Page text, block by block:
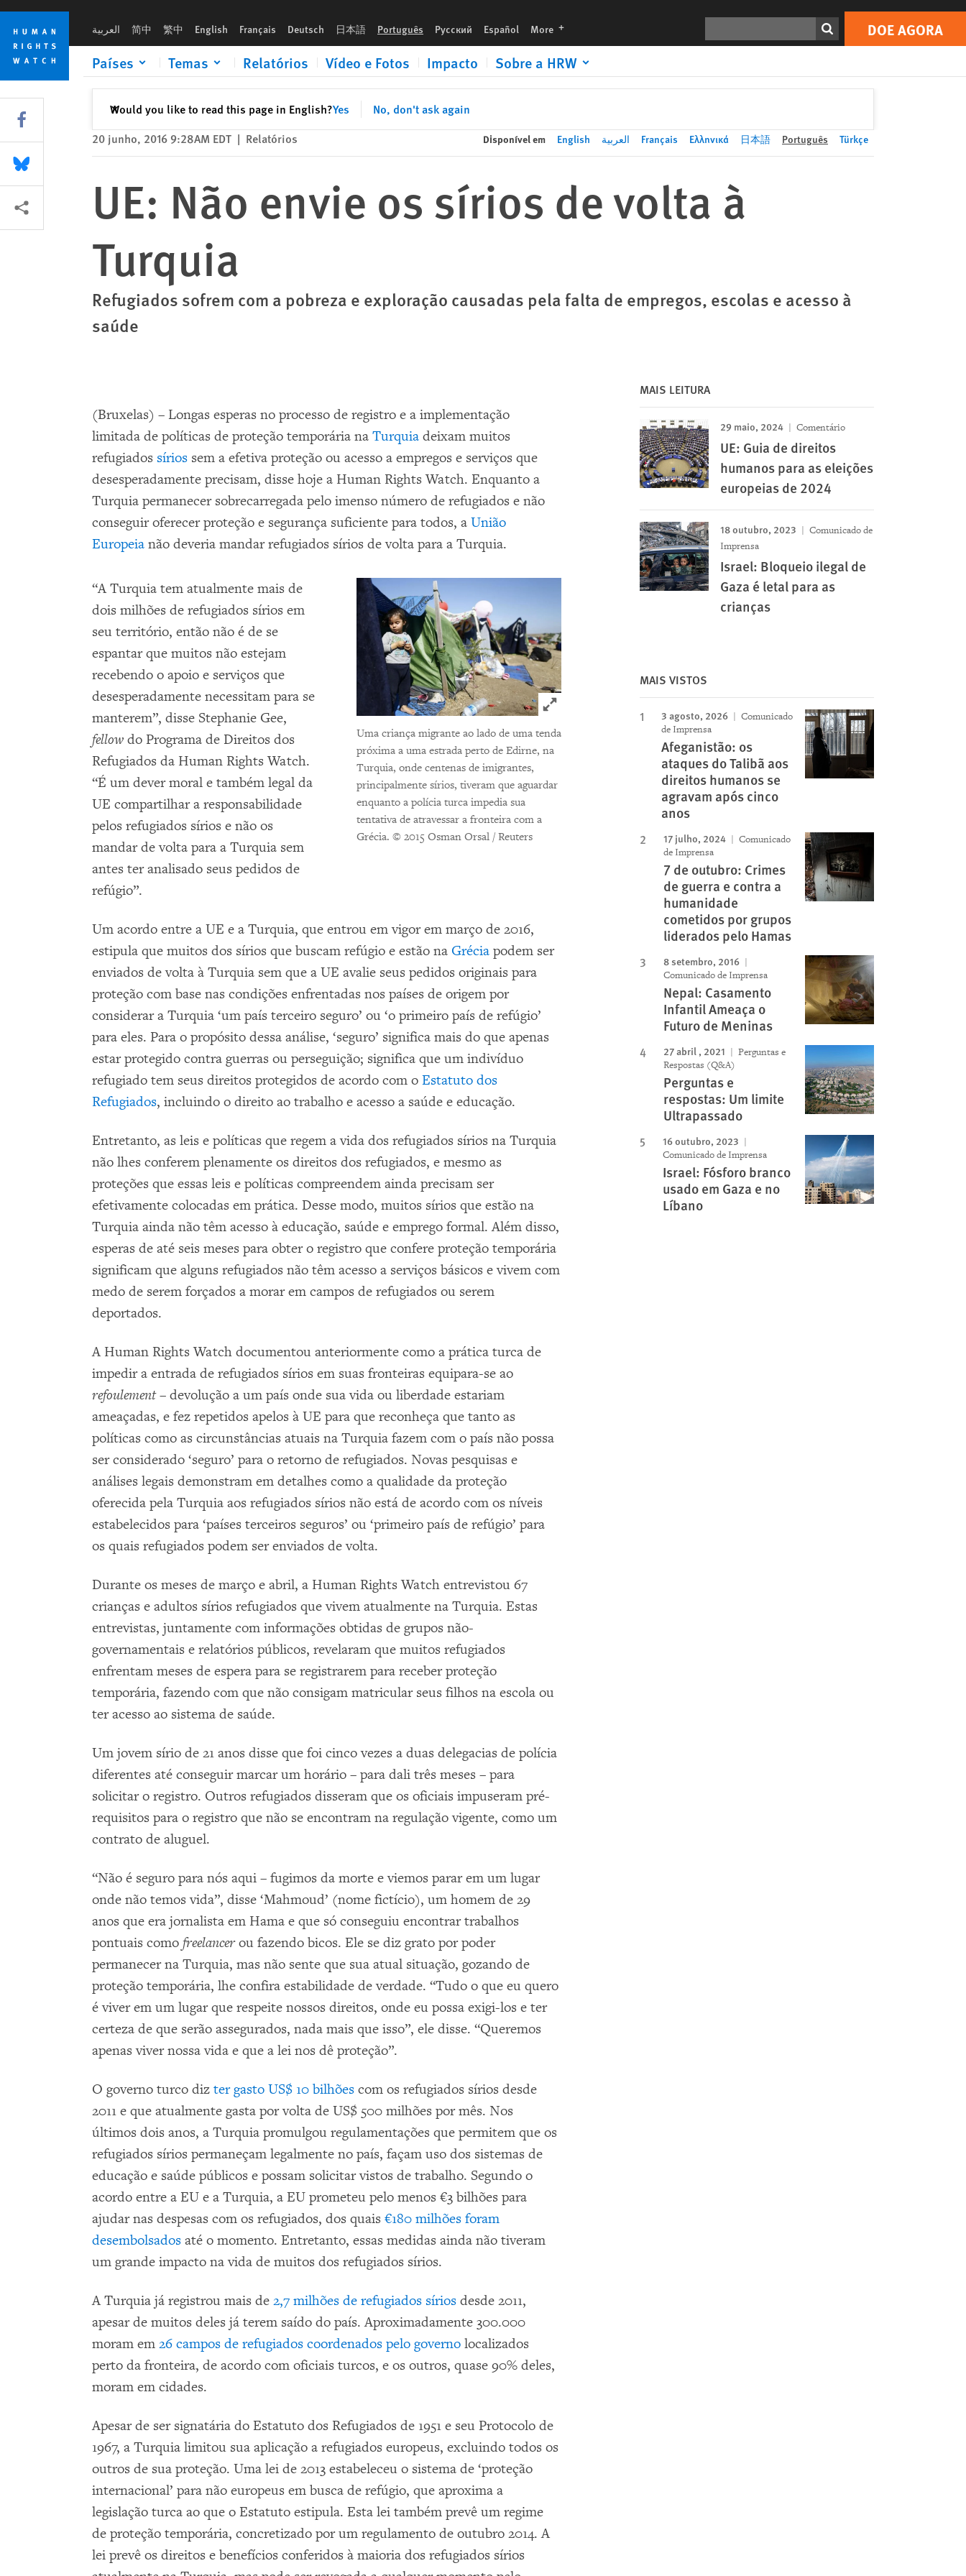
Skip
cookie
privacy
notice
Skip
main
content
العربية 简中 繁中 English Français Deutsch 日本語 Português Русский Español More languages DOE AGORA
Países Temas Relatórios Vídeo e Fotos Impacto Sobre a HRW
Would you like to read this page in English?Yes No, don't ask again
✕Fechar
Print DOE AGORA
20 junho, 2016 9:28AM EDT | Relatórios Disponível em English العربية Français Ελληνικά 日本語 Português Türkçe
UE: Não envie os sírios de volta à
Turquia
Refugiados sofrem com a pobreza e exploração causadas pela falta de empregos, escolas e acesso à
saúde
(Bruxelas) – Longas esperas no processo de registro e a implementação
limitada de políticas de proteção temporária na Turquia deixam muitos
refugiados sírios sem a efetiva proteção ou acesso a empregos e serviços que
desesperadamente precisam, disse hoje a Human Rights Watch. Enquanto a
Turquia permanecer sobrecarregada pelo imenso número de refugiados e não
conseguir oferecer proteção e segurança suficiente para todos, a União
Europeia não deveria mandar refugiados sírios de volta para a Turquia.
Click to expand Image
Uma criança migrante ao lado de uma tenda
próxima a uma estrada perto de Edirne, na
Turquia, onde centenas de imigrantes,
principalmente sírios, tiveram que aguardar
enquanto a polícia turca impedia sua
tentativa de atravessar a fronteira com a
Grécia. © 2015 Osman Orsal / Reuters
“A Turquia tem atualmente mais de
dois milhões de refugiados sírios em
seu território, então não é de se
espantar que muitos não estejam
recebendo o apoio e serviços que
desesperadamente necessitam para se
manterem”, disse Stephanie Gee,
fellow do Programa de Direitos dos
Refugiados da Human Rights Watch.
“É um dever moral e também legal da
UE compartilhar a responsabilidade
pelos refugiados sírios e não os
mandar de volta para a Turquia sem
antes ter analisado seus pedidos de
refúgio”.
Um acordo entre a UE e a Turquia, que entrou em vigor em março de 2016,
estipula que muitos dos sírios que buscam refúgio e estão na Grécia podem ser
enviados de volta à Turquia sem que a UE avalie seus pedidos originais para
proteção com base nas condições enfrentadas nos países de origem por
considerar a Turquia ‘um país terceiro seguro’ ou ‘o primeiro país de refúgio’
para eles. Para o propósito dessa análise, ‘seguro’ significa mais do que apenas
estar protegido contra guerras ou perseguição; significa que um indivíduo
refugiado tem seus direitos protegidos de acordo com o Estatuto dos
Refugiados, incluindo o direito ao trabalho e acesso a saúde e educação.
Entretanto, as leis e políticas que regem a vida dos refugiados sírios na Turquia
não lhes conferem plenamente os direitos dos refugiados, e mesmo as
proteções que essas leis e políticas compreendem ainda precisam ser
efetivamente colocadas em prática. Desse modo, muitos sírios que estão na
Turquia ainda não têm acesso à educação, saúde e emprego formal. Além disso,
esperas de até seis meses para obter o registro que confere proteção temporária
significam que alguns refugiados não têm acesso a serviços básicos e vivem com
medo de serem forçados a morar em campos de refugiados ou serem
deportados.
A Human Rights Watch documentou anteriormente como a prática turca de
impedir a entrada de refugiados sírios em suas fronteiras equipara-se ao
refoulement– devolução a um país onde sua vida ou liberdade estariam
ameaçadas, e fez repetidos apelos à UE para que reconheça que tanto as
políticas como as circunstâncias atuais na Turquia fazem com o país não possa
ser considerado ‘seguro’ para o retorno de refugiados. Novas pesquisas e
análises legais demonstram em detalhes como a qualidade da proteção
oferecida pela Turquia aos refugiados sírios não está de acordo com os níveis
estabelecidos para ‘países terceiros seguros’ ou ‘primeiro país de refúgio’ para
os quais refugiados podem ser enviados de volta.
Durante os meses de março e abril, a Human Rights Watch entrevistou 67
crianças e adultos sírios refugiados que vivem atualmente na Turquia. Estas
entrevistas, juntamente com informações obtidas de grupos não-
governamentais e relatórios públicos, revelaram que muitos refugiados
enfrentam meses de espera para se registrarem para receber proteção
temporária, fazendo com que não consigam matricular seus filhos na escola ou
ter acesso ao sistema de saúde.
Um jovem sírio de 21 anos disse que foi cinco vezes a duas delegacias de polícia
diferentes até conseguir marcar um horário – para dali três meses – para
solicitar o registro. Outros refugiados disseram que os oficiais impuseram pré-
requisitos para o registro que não se encontram na regulação vigente, como um
contrato de aluguel.
“Não é seguro para nós aqui – fugimos da morte e viemos parar em um lugar
onde não temos vida”, disse ‘Mahmoud’ (nome fictício), um homem de 29
anos que era jornalista em Hama e que só conseguiu encontrar trabalhos
pontuais como freelancerou fazendo bicos. Ele se diz grato por poder
permanecer na Turquia, mas não sente que sua atual situação, gozando de
proteção temporária, lhe confira estabilidade de verdade. “Tudo o que eu quero
é viver em um lugar que respeite nossos direitos, onde eu possa exigi-los e ter
certeza de que serão assegurados, nada mais que isso”, ele disse. “Queremos
apenas viver nossa vida e que a lei nos dê proteção”.
O governo turco diz ter gasto US$ 10 bilhões com os refugiados sírios desde
2011 e que atualmente gasta por volta de US$ 500 milhões por mês. Nos
últimos dois anos, a Turquia promulgou regulamentações que permitem que os
refugiados sírios permaneçam legalmente no país, façam uso dos sistemas de
educação e saúde públicos e possam solicitar vistos de trabalho. Segundo o
acordo entre a EU e a Turquia, a EU prometeu pelo menos €3 bilhões para
ajudar nas despesas com os refugiados, dos quais €180 milhões foram
desembolsados até o momento. Entretanto, essas medidas ainda não tiveram
um grande impacto na vida de muitos dos refugiados sírios.
A Turquia já registrou mais de 2,7 milhões de refugiados sírios desde 2011,
apesar de muitos deles já terem saído do país. Aproximadamente 300.000
moram em 26 campos de refugiados coordenados pelo governo localizados
perto da fronteira, de acordo com oficiais turcos, e os outros, quase 90% deles,
moram em cidades.
Apesar de ser signatária do Estatuto dos Refugiados de 1951 e seu Protocolo de
1967, a Turquia limitou sua aplicação a refugiados europeus, excluindo todos os
outros de sua proteção. Uma lei de 2013 estabeleceu o sistema de ‘proteção
internacional’ para não europeus em busca de refúgio, que aproxima a
legislação turca ao que o Estatuto estipula. Esta lei também prevê um regime
de proteção temporária, concretizado por um regulamento de outubro 2014. A
lei prevê os direitos e benefícios conferidos à maioria dos refugiados sírios
MAIS LEITURA
29 maio, 2024 Comentário
UE: Guia de direitos
humanos para as eleições
europeias de 2024
18 outubro, 2023
Comunicado de
Imprensa
Israel: Bloqueio ilegal de
Gaza é letal para as
crianças
MAIS VISTOS
3 agosto, 2026
Comunicado
de Imprensa
Afeganistão: os
ataques do Talibã aos
direitos humanos se
agravam após cinco
anos
17 julho, 2024
Comunicado
de Imprensa
7 de outubro: Crimes
de guerra e contra a
humanidade
cometidos por grupos
liderados pelo Hamas
8 setembro, 2016
Comunicado de Imprensa
Nepal: Casamento
Infantil Ameaça o
Futuro de Meninas
27 abril , 2021
Perguntas e
Respostas (Q&A)
Perguntas e
respostas: Um limite
Ultrapassado
16 outubro, 2023
Comunicado de Imprensa
Israel: Fósforo branco
usado em Gaza e no
Líbano
Share this via Facebook
Share this via Bluesky
Share this via Compartilhar